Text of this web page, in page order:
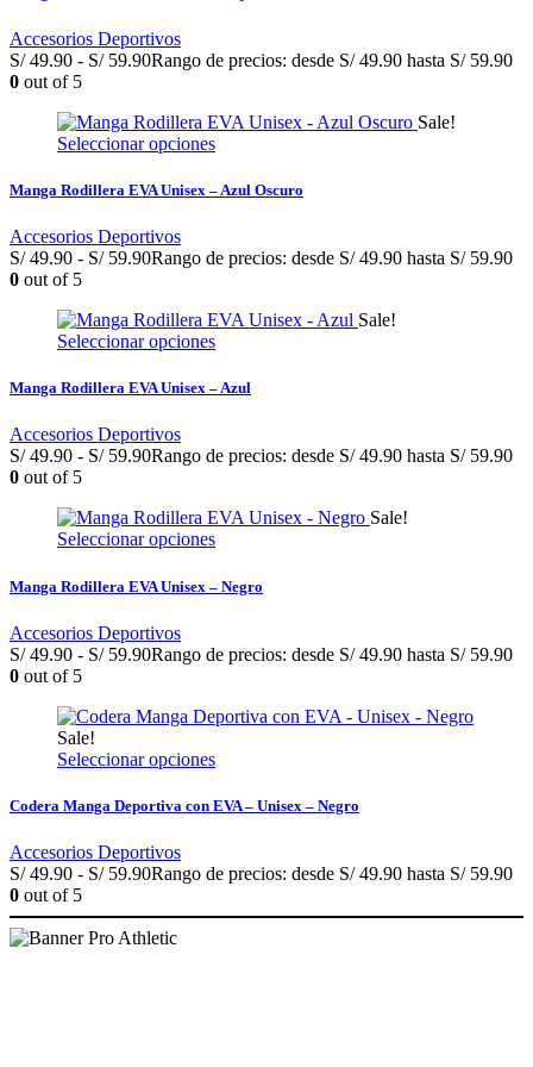
Accesorios Deportivos
S/ 49.90 - S/ 59.90Rango de precios: desde S/ 49.90 hasta S/ 59.90
0 out of 5
Sale!
Seleccionar opciones
Manga Rodillera EVA Unisex – Azul Oscuro
Accesorios Deportivos
S/ 49.90 - S/ 59.90Rango de precios: desde S/ 49.90 hasta S/ 59.90
0 out of 5
Sale!
Seleccionar opciones
Manga Rodillera EVA Unisex – Azul
Accesorios Deportivos
S/ 49.90 - S/ 59.90Rango de precios: desde S/ 49.90 hasta S/ 59.90
0 out of 5
Sale!
Seleccionar opciones
Manga Rodillera EVA Unisex – Negro
Accesorios Deportivos
S/ 49.90 - S/ 59.90Rango de precios: desde S/ 49.90 hasta S/ 59.90
0 out of 5
Sale!
Seleccionar opciones
Codera Manga Deportiva con EVA – Unisex – Negro
Accesorios Deportivos
S/ 49.90 - S/ 59.90Rango de precios: desde S/ 49.90 hasta S/ 59.90
0 out of 5